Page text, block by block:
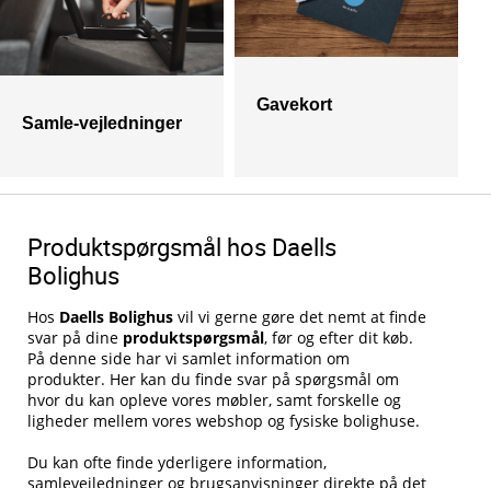
Samle-vejledninger
Gavekort
Produktspørgsmål hos Daells
Bolighus
Hos Daells Bolighus vil vi gerne gøre det nemt at finde
svar på dine produktspørgsmål, før og efter dit køb.
På denne side har vi samlet information om
produkter. Her kan du finde svar på spørgsmål om
hvor du kan opleve vores møbler, samt forskelle og
ligheder mellem vores webshop og fysiske bolighuse.
Du kan ofte finde yderligere information,
samlevejledninger og brugsanvisninger direkte på det